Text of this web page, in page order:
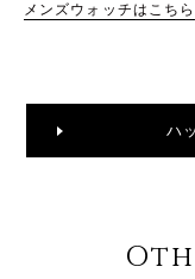
メンズウォッチはこちら
ハ